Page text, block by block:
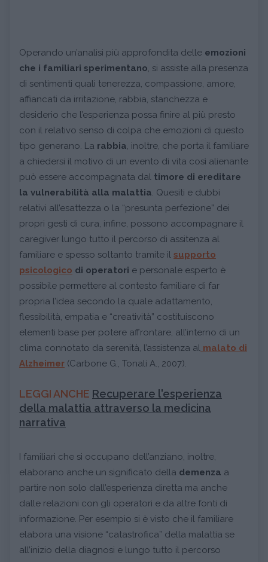
Operando un’analisi più approfondita delle emozioni
che i familiari sperimentano , si assiste alla presenza
di sentimenti quali tenerezza, compassione, amore,
affiancati da irritazione, rabbia, stanchezza e
desiderio che l’esperienza possa finire al più presto
con il relativo senso di colpa che emozioni di questo
tipo generano. La rabbia , inoltre, che porta il familiare
a chiedersi il motivo di un evento di vita così alienante
può essere accompagnata dal timore di ereditare
la vulnerabilità alla malattia . Quesiti e dubbi
relativi all’esattezza o la “presunta perfezione” dei
propri gesti di cura, infine, possono accompagnare il
caregiver lungo tutto il percorso di assitenza al
familiare e spesso soltanto tramite il supporto
psicologico di operatori e personale esperto è
possibile permettere al contesto familiare di far
propria l’idea secondo la quale adattamento,
flessibilità, empatia e “creatività” costituiscono
elementi base per potere affrontare, all’interno di un
clima connotato da serenità, l’assistenza al malato di
Alzheimer (Carbone G., Tonali A., 2007).
LEGGI ANCHE Recuperare l'esperienza
della malattia attraverso la medicina
narrativa
I familiari che si occupano dell’anziano, inoltre,
elaborano anche un significato della demenza a
partire non solo dall’esperienza diretta ma anche
dalle relazioni con gli operatori e da altre fonti di
informazione. Per esempio si è visto che il familiare
elabora una visione “catastrofica” della malattia se
all’inizio della diagnosi e lungo tutto il percorso